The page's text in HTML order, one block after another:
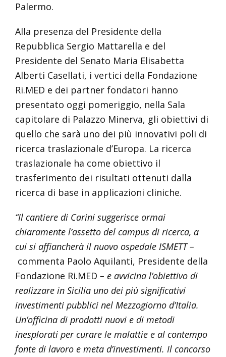
Palermo.
Alla presenza del Presidente della
Repubblica Sergio Mattarella e del
Presidente del Senato Maria Elisabetta
Alberti Casellati, i vertici della Fondazione
Ri.MED e dei partner fondatori hanno
presentato oggi pomeriggio, nella Sala
capitolare di Palazzo Minerva, gli obiettivi di
quello che sarà uno dei più innovativi poli di
ricerca traslazionale d’Europa. La ricerca
traslazionale ha come obiettivo il
trasferimento dei risultati ottenuti dalla
ricerca di base in applicazioni cliniche.
“Il cantiere di Carini suggerisce ormai
chiaramente l’assetto del campus di ricerca, a
cui si affiancherà il nuovo ospedale ISMETT –
commenta Paolo Aquilanti, Presidente della
Fondazione Ri.MED – e avvicina l’obiettivo di
realizzare in Sicilia uno dei più significativi
investimenti pubblici nel Mezzogiorno d’Italia.
Un’officina di prodotti nuovi e di metodi
inesplorati per curare le malattie e al contempo
fonte di lavoro e meta d’investimenti. Il concorso